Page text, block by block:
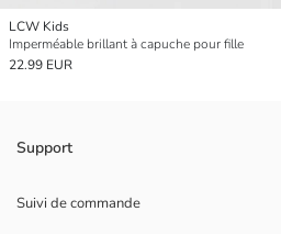
LCW Kids
Imperméable brillant à capuche pour fille
22.99 EUR
Support
Suivi de commande